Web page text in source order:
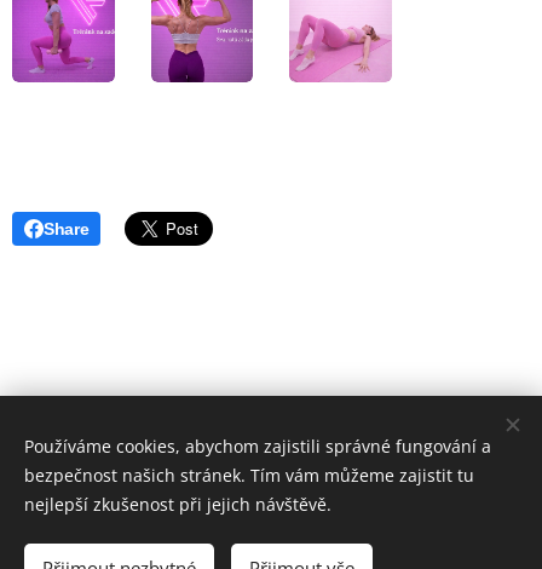
Share
© 2022 IriFit, Uzbecká, Brno 62500
Používáme cookies, abychom zajistili správné fungování a
bezpečnost našich stránek. Tím vám můžeme zajistit tu
nejlepší zkušenost při jejich návštěvě.